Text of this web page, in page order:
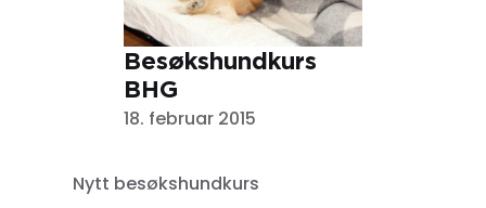
Besøkshundkurs
BHG
18. februar 2015
Nytt besøkshundkurs